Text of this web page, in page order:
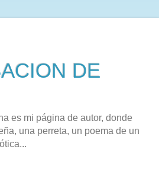
DE
es mi página de autor, donde
una perreta, un poema de un